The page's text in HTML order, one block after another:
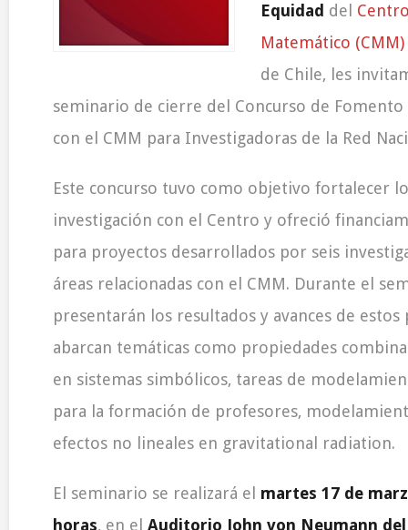
Equidad del
Matemático (CMM)
de Chile, les
seminario de cierre del Concurso de Fomento
con el CMM para Investigadoras de la Red
Este concurso tuvo como objetivo fortalecer
investigación con el Centro y ofreció
para proyectos desarrollados por seis
áreas relacionadas con el CMM. Durante el
presentarán los resultados y avances de estos
abarcan temáticas como propiedades
en sistemas simbólicos, tareas de
para la formación de profesores,
efectos no lineales en gravitational radiation.
El seminario se realizará el martes 17 de
horas, en el Auditorio John von Neumann